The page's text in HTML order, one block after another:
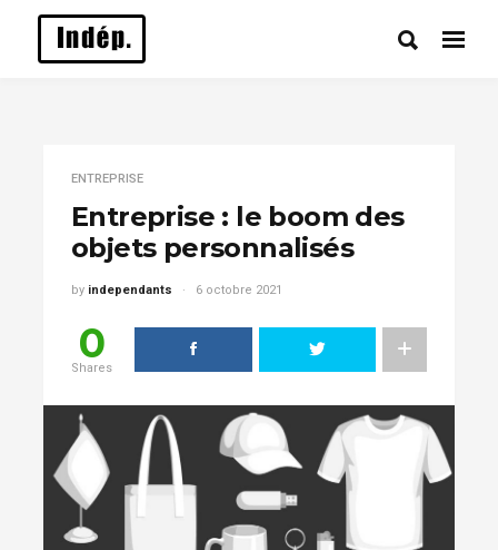
ENTREPRISE
Entreprise : le boom des
objets personnalisés
by independants 6 octobre 2021
0
Shares